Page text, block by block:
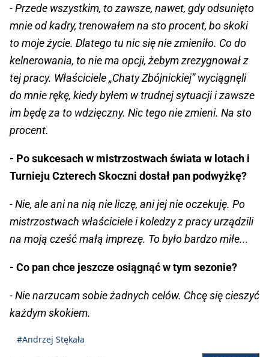
- Przede wszystkim, to zawsze, nawet, gdy odsunięto
mnie od kadry, trenowałem na sto procent, bo skoki
to moje życie. Dlatego tu nic się nie zmieniło. Co do
kelnerowania, to nie ma opcji, żebym zrezygnował z
tej pracy. Właściciele „Chaty Zbójnickiej” wyciągnęli
do mnie rękę, kiedy byłem w trudnej sytuacji i zawsze
im będę za to wdzięczny. Nic tego nie zmieni. Na sto
procent.
- Po sukcesach w mistrzostwach świata w lotach i
Turnieju Czterech Skoczni dostał pan podwyżkę?
- Nie, ale ani na nią nie liczę, ani jej nie oczekuję. Po
mistrzostwach właściciele i koledzy z pracy urządzili
na moją cześć małą imprezę. To było bardzo miłe...
- Co pan chce jeszcze osiągnąć w tym sezonie?
- Nie narzucam sobie żadnych celów. Chcę się cieszyć
każdym skokiem.
#Andrzej Stękała